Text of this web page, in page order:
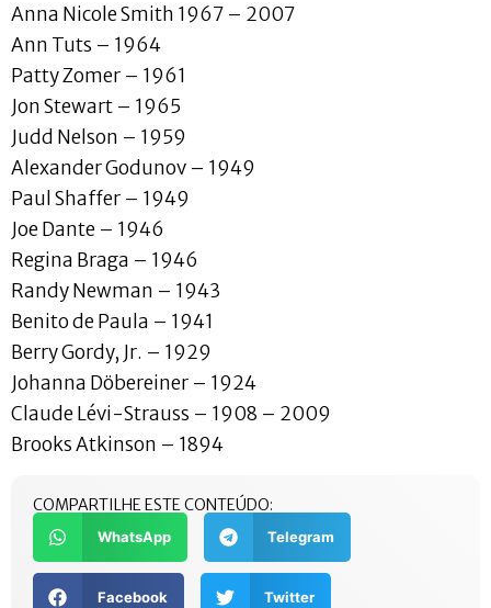
Anna Nicole Smith 1967 – 2007
Ann Tuts – 1964
Patty Zomer – 1961
Jon Stewart – 1965
Judd Nelson – 1959
Alexander Godunov – 1949
Paul Shaffer – 1949
Joe Dante – 1946
Regina Braga – 1946
Randy Newman – 1943
Benito de Paula – 1941
Berry Gordy, Jr. – 1929
Johanna Döbereiner – 1924
Claude Lévi-Strauss – 1908 – 2009
Brooks Atkinson – 1894
COMPARTILHE ESTE CONTEÚDO:
WhatsApp Telegram
Facebook Twitter